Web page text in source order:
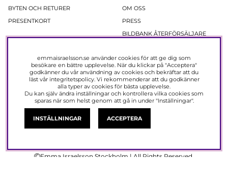
BYTEN OCH RETURER
PRESENTKORT
OM OSS
PRESS
BILDBANK ÅTERFÖRSÄLJARE
Nyhetsbrev
Ta del av erbjudanden och produktnyheter före alla andra!
Registera dig nu så får du 15% rabatt på ditt nästa köp.
PRENUMERERA
Emma Israelsson Stockholm | All Rights Reserved.
emmaisraelsson.se använder cookies för att ge dig som
besökare en bättre upplevelse. När du klickar på "Acceptera"
godkänner du vår användning av cookies och bekräftar att du
läst vår integritetspolicy. Vi rekommenderar att du godkänner
alla typer av cookies för bästa upplevelse.
Du kan själv ändra inställningar och kontrollera vilka cookies som
sparas när som helst genom att gå in under "Inställningar".
INSTÄLLNINGAR ACCEPTERA